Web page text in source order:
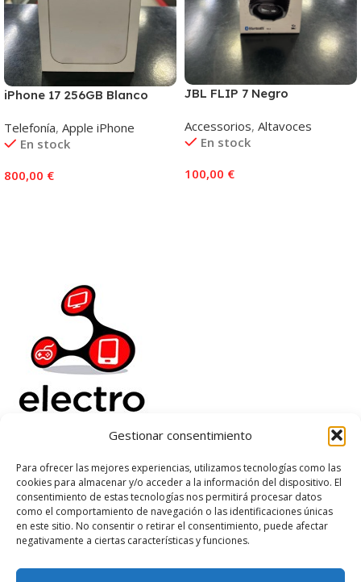
Gestionar consentimiento
Para ofrecer las mejores experiencias, utilizamos tecnologías como las
cookies para almacenar y/o acceder a la información del dispositivo. El
consentimiento de estas tecnologías nos permitirá procesar datos
como el comportamiento de navegación o las identificaciones únicas
en este sitio. No consentir o retirar el consentimiento, puede afectar
negativamente a ciertas características y funciones.
iPhone 17 256GB Blanco
Telefonía, Apple iPhone
En stock
800,00 €
JBL FLIP 7 Negro
Accessorios, Altavoces
En stock
100,00 €
Electrorenover
Ayuda
Legal
Suscribete